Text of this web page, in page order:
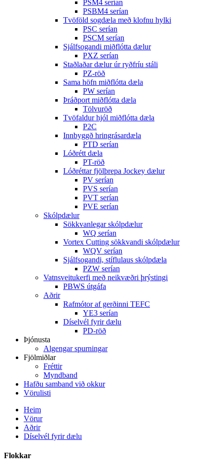
PSM4 serían
PSBM4 serían
Tvöföld sogdæla með klofnu hylki
PSC serían
PSCM serían
Sjálfsogandi miðflótta dælur
PXZ serían
Staðlaðar dælur úr ryðfríu stáli
PZ-röð
Sama höfn miðflótta dæla
PW serían
Þráðport miðflótta dæla
Tölvuröð
Tvöfaldur hjól miðflótta dæla
P2C
Innbyggð hringrásardæla
PTD serían
Lóðrétt dæla
PT-röð
Lóðréttar fjölþrepa Jockey dælur
PV serían
PVS serían
PVT serían
PVE serían
Skólpdælur
Sökkvanlegar skólpdælur
WQ serían
Vortex Cutting sökkvandi skólpdælur
WQV serían
Sjálfsogandi, stíflulaus skólpdæla
PZW serían
Vatnsveitukerfi með neikvæðri þrýstingi
PBWS útgáfa
Aðrir
Rafmótor af gerðinni TEFC
YE3 serían
Díselvél fyrir dælu
PD-röð
Þjónusta
Algengar spurningar
Fjölmiðlar
Fréttir
Myndband
Hafðu samband við okkur
Vörulisti
Heim
Vörur
Aðrir
Díselvél fyrir dælu
Flokkar